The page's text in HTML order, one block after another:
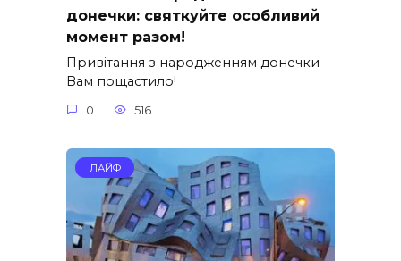
донечки: святкуйте особливий
момент разом!
Привітання з народженням донечки
Вам пощастило!
0 516
ЛАЙФ